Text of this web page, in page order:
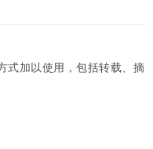
式加以使用，包括转载、摘